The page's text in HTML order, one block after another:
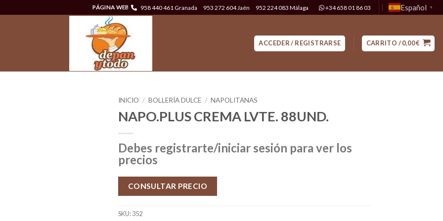
PÁGINA WEB 958 440 461 Granada 953 272 604 Jaén 952 224 083 Málaga +34 658 01 86 03 Español ▼
ACCEDER / REGISTRARSE CARRITO /0,00€
INICIO / BOLLERÍA DULCE / NAPOLITANAS
NAPO.PLUS CREMA LVTE. 88UND.
Debes registrarte/iniciar sesión para ver los
precios
CONSULTAR PRECIO
SKU:352